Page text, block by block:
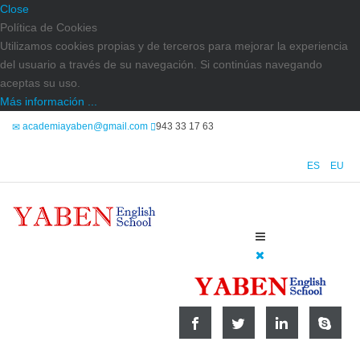
Close
Política de Cookies
Utilizamos cookies propias y de terceros para mejorar la experiencia
del usuario a través de su navegación. Si continúas navegando
aceptas su uso.
Más información ...
academiayaben@gmail.com 943 33 17 63
ES EU